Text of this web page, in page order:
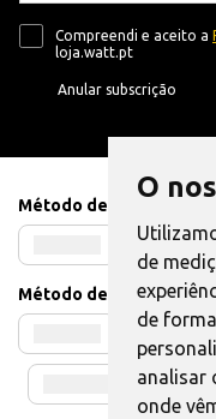
O
de
de
analisar
onde
Compreendi e aceito a
loja.watt.pt
Anular subscrição
Método de Pagamento
Método de Envio